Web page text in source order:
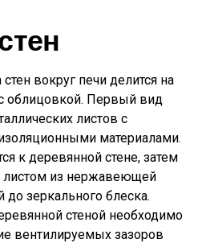
вокруг печи делится на
облицовкой. Первый вид
листов с
материалами.
к деревянной стене, затем
листом из нержавеющей
до зеркального блеска.
стеной необходимо
вентилируемых зазоров